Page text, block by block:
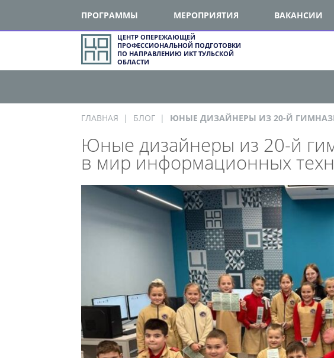
ПРОГРАММЫ МЕРОПРИЯТИЯ ВАКАНСИИ
ЦЕНТР ОПЕРЕЖАЮЩЕЙ
ПРОФЕССИОНАЛЬНОЙ ПОДГОТОВКИ
ПО НАПРАВЛЕНИЮ ИКТ ТУЛЬСКОЙ
ОБЛАСТИ
ГЛАВНАЯ БЛОГ ЮНЫЕ ДИЗАЙНЕРЫ ИЗ 20-Й
Юные дизайнеры из 20-й
в мир информационных